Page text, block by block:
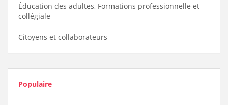
Éducation des adultes, Formations professionnelle et
collégiale
Citoyens et collaborateurs
Populaire